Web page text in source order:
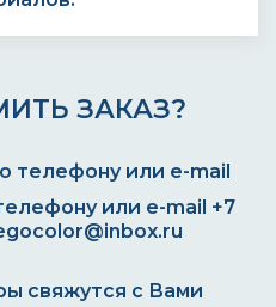
ЗАКАЗ?
или e-mail +7